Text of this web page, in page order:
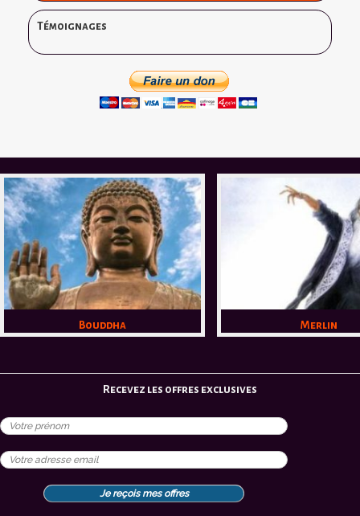
Témoignages
Bouddha Merlin
Recevez les offres exclusives